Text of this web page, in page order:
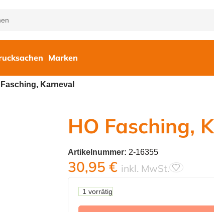
Marken
Karneval
HO Fasching,
Artikelnummer: 2-16355
30,95 € inkl. MwSt.
1 vorrätig